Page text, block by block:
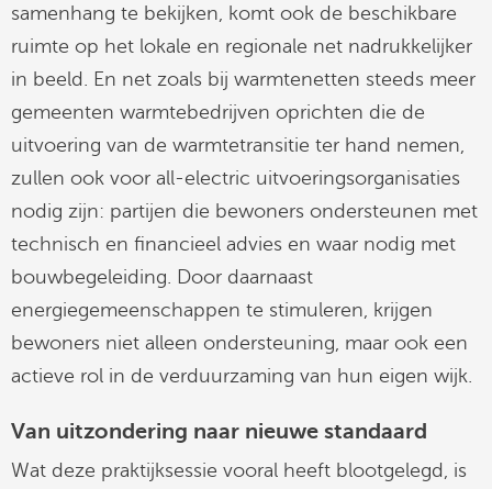
samenhang te bekijken, komt ook de beschikbare
ruimte op het lokale en regionale net nadrukkelijker
in beeld. En net zoals bij warmtenetten steeds meer
gemeenten warmtebedrijven oprichten die de
uitvoering van de warmtetransitie ter hand nemen,
zullen ook voor all-electric uitvoeringsorganisaties
nodig zijn: partijen die bewoners ondersteunen met
technisch en financieel advies en waar nodig met
bouwbegeleiding. Door daarnaast
energiegemeenschappen te stimuleren, krijgen
bewoners niet alleen ondersteuning, maar ook een
actieve rol in de verduurzaming van hun eigen wijk.
Van uitzondering naar nieuwe standaard
Wat deze praktijksessie vooral heeft blootgelegd, is